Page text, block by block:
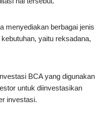
menyediakan berbagai jenis
yaitu reksadana,
BCA yang digunakan
untuk diinvestasikan
investasi.